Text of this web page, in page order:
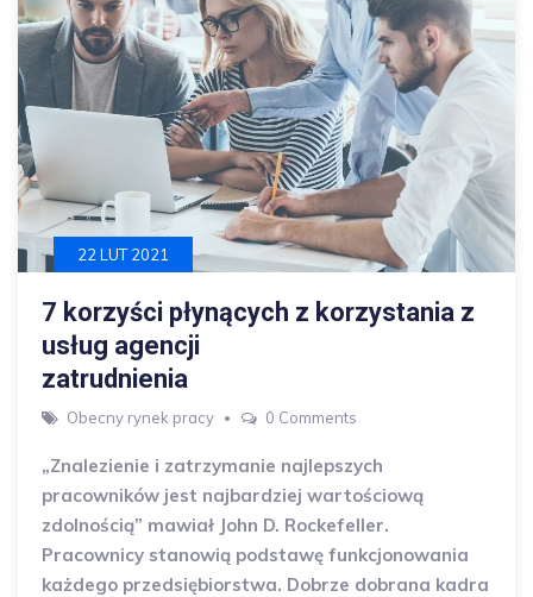
22 LUT 2021
7 korzyści płynących z korzystania z
usług agencji
zatrudnienia
Obecny rynek pracy 0 Comments
„Znalezienie i zatrzymanie najlepszych
pracowników jest najbardziej wartościową
zdolnością” mawiał John D. Rockefeller.
Pracownicy stanowią podstawę funkcjonowania
każdego przedsiębiorstwa. Dobrze dobrana kadra